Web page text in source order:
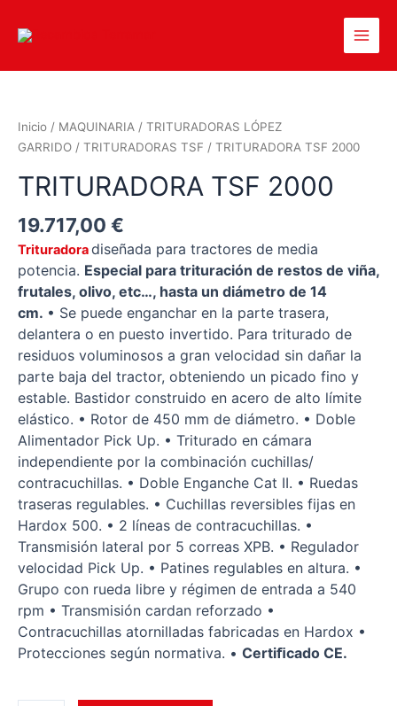
Inicio / MAQUINARIA / TRITURADORAS LÓPEZ
GARRIDO / TRITURADORAS TSF / TRITURADORA TSF 2000
TRITURADORA TSF 2000
19.717,00 €
Trituradoradiseñada para tractores de media
potencia. Especial para trituración de restos de viña,
frutales, olivo, etc…, hasta un diámetro de 14
cm. • Se puede enganchar en la parte trasera,
delantera o en puesto invertido. Para triturado de
residuos voluminosos a gran velocidad sin dañar la
parte baja del tractor, obteniendo un picado fino y
estable. Bastidor construido en acero de alto límite
elástico. • Rotor de 450 mm de diámetro. • Doble
Alimentador Pick Up. • Triturado en cámara
independiente por la combinación cuchillas/
contracuchillas. • Doble Enganche Cat II. • Ruedas
traseras regulables. • Cuchillas reversibles fijas en
Hardox 500. • 2 líneas de contracuchillas. •
Transmisión lateral por 5 correas XPB. • Regulador
velocidad Pick Up. • Patines regulables en altura. •
Grupo con rueda libre y régimen de entrada a 540
rpm • Transmisión cardan reforzado •
Contracuchillas atornilladas fabricadas en Hardox •
Protecciones según normativa. • Certiﬁcado CE.